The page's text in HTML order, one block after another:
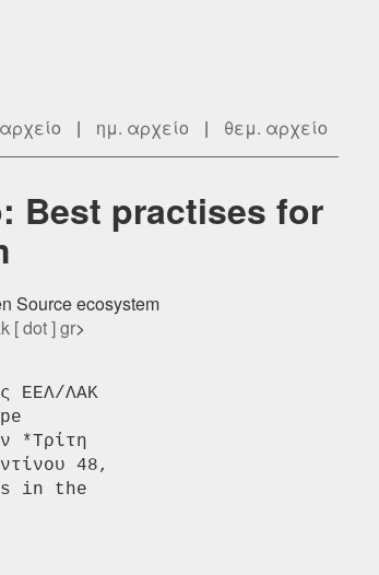
αρχείο | ημ. αρχείο | θεμ. αρχείο
Best practises for
Source ecosystem
[ dot ] gr>
ΕΕΛ/ΛΑΚ
*Τρίτη
48,
in the